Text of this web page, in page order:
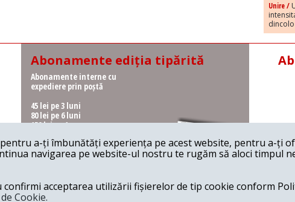
Unire /
Abonamente ediția tipărită
Abonamente interne cu
expediere prin poștă
45 lei pe 3 luni
80 lei pe 6 luni
150 lei pe 1 an
Abonamente interne cu
ridicare de la redacție
62 lei pe 6 luni
115 lei pe 1 an
a-ți îmbunătăți experiența pe acest website, pentru a-ți
navigarea pe website-ul nostru te rugăm să aloci timpul
acceptarea utilizării fișierelor de tip cookie conform
Cookie.